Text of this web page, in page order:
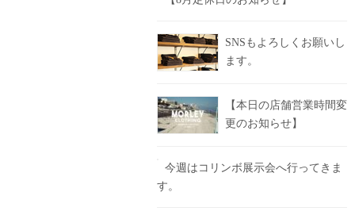
SNSもよろしくお願いし
ます。
【本日の店舗営業時間変
更のお知らせ】
今週はコリンボ展示会へ行ってきま
す。